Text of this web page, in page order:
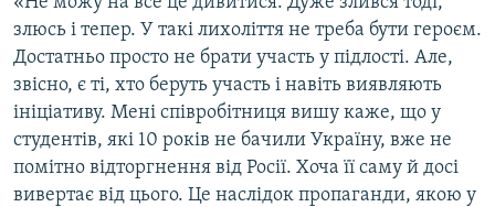
злюсь і тепер. У такі лихоліття не треба бути героєм.
Достатньо просто не брати участь у підлості. Але,
звісно, є ті, хто беруть участь і навіть виявляють
ініціативу. Мені співробітниця вишу каже, що у
студентів, які 10 років не бачили Україну, вже не
помітно відторгнення від Росії. Хоча її саму й досі
вивертає від цього. Це наслідок пропаганди, якою у